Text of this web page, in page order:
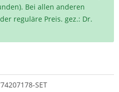
Bei allen anderen
reguläre Preis. gez.: Dr.
SET